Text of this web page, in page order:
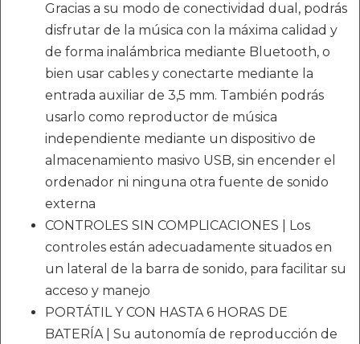
Gracias a su modo de conectividad dual, podrás
disfrutar de la música con la máxima calidad y
de forma inalámbrica mediante Bluetooth, o
bien usar cables y conectarte mediante la
entrada auxiliar de 3,5 mm. También podrás
usarlo como reproductor de música
independiente mediante un dispositivo de
almacenamiento masivo USB, sin encender el
ordenador ni ninguna otra fuente de sonido
externa
CONTROLES SIN COMPLICACIONES | Los
controles están adecuadamente situados en
un lateral de la barra de sonido, para facilitar su
acceso y manejo
PORTÁTIL Y CON HASTA 6 HORAS DE
BATERÍA | Su autonomía de reproducción de